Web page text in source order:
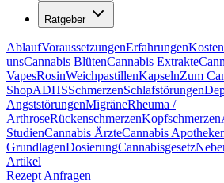
Ratgeber
AblaufVoraussetzungenErfahrungen
unsCannabis BlütenCannabis Extrakte
VapesRosinWeichpastillenKapselnZum
ShopADHSSchmerzenSchlafstörungen
AngststörungenMigräneRheuma /
ArthroseRückenschmerzenKopfschmerzen
StudienCannabis ÄrzteCannabis
GrundlagenDosierungCannabisgesetz
Artikel
Rezept Anfragen